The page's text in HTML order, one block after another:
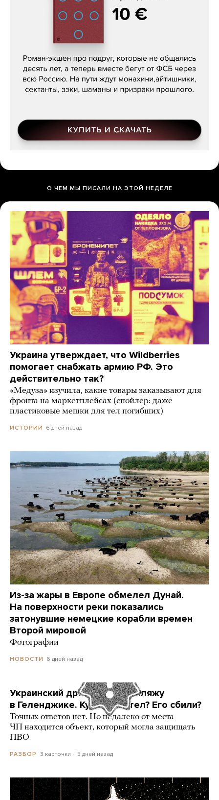
Кира Ярмыш, «Тут недалеко»
О ЧЕМ МЫ ПИСАЛИ НА ЭТОЙ НЕДЕЛЕ
Украина утверждает, что Wildberries
помогает снабжать армию РФ. Это
действительно так?
«Медуза» изучила, какие товары заказывают для
фронта на маркетплейсах (спойлер: даже
пластиковые мешки для тел погибших)
ИСТОРИИ 6 дней назад
Из-за жары в Европе обмелел Дунай.
На поверхности реки показались
затонувшие немецкие корабли времен
Второй мировой
Фотографии
НОВОСТИ 6 дней назад
Украинский дрон попал по пляжу
в Геленджике. Куда он летел? Его сбили?
Точных ответов нет. Но недалеко от места
ЧП находится объект, который могла защищать
ПВО
РАЗБОР 3 карточки 5 дней назад